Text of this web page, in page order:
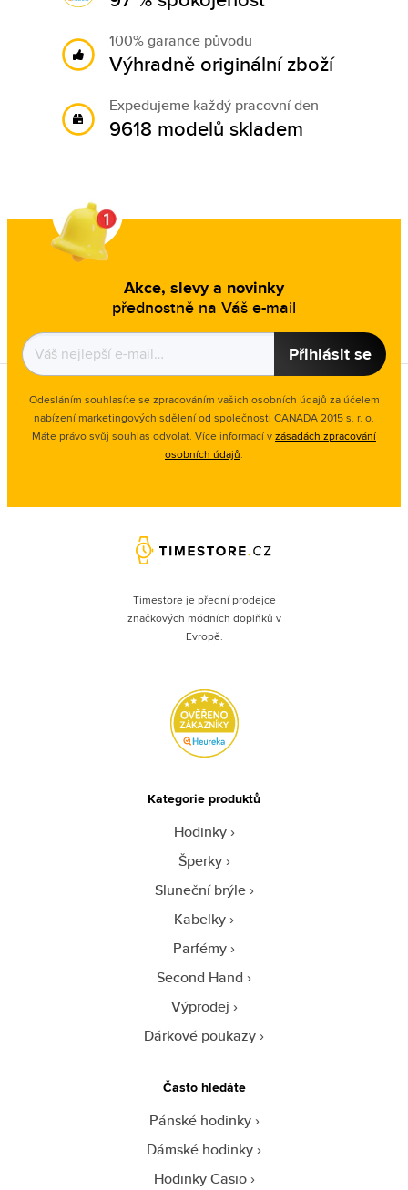
100% garance původu
Výhradně originální zboží
Expedujeme každý pracovní den
9618 modelů skladem
Akce, slevy a novinky
přednostně na Váš e-mail
Přihlásit se
Odesláním souhlasíte se zpracováním vašich osobních údajů za účelem
nabízení marketingových sdělení od společnosti CANADA 2015 s. r. o.
Máte právo svůj souhlas odvolat. Více informací vzásadách zpracování
osobních údajů.
Timestore je přední prodejce
značkových módních doplňků v
Evropě.
Kategorie produktů
Hodinky
Šperky
Sluneční brýle
Kabelky
Parfémy
Second Hand
Výprodej
Dárkové poukazy
Často hledáte
Pánské hodinky
Dámské hodinky
Hodinky Casio